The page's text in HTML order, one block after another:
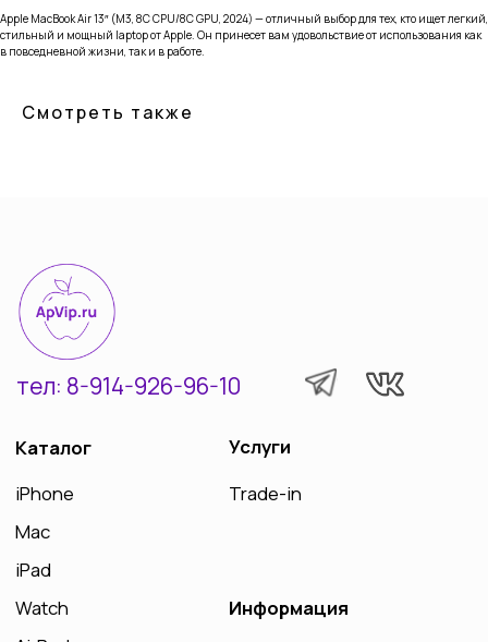
Apple MacBook Air 13″ (M3, 8C CPU/8C GPU, 2024) — отличный выбор для тех, кто ищет легкий,
стильный и мощный laptop от Apple. Он принесет вам удовольствие от использования как
в повседневной жизни, так и в работе.
Смотреть также
Информация
Согласие на обработку
iPad
Watch
Аксессуары Apple